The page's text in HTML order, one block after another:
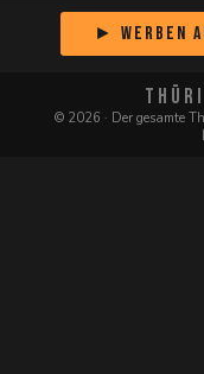
► Werben
© 2026 · Der gesamte